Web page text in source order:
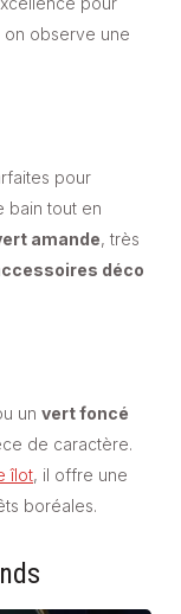
on observe une
pour
bain tout en
amande, très
déco
un vert foncé
de caractère.
îlot, il offre une
boréales.